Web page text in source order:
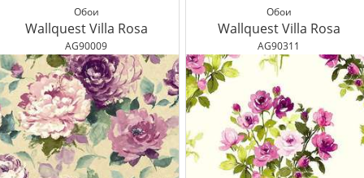
Обои
Wallquest Villa Rosa
AG90009
Обои
Wallquest Villa Rosa
AG90311